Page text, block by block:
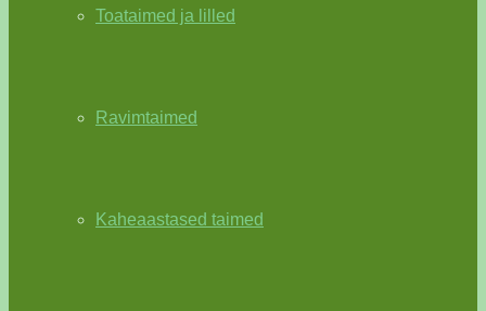
Toataimed ja lilled
Ravimtaimed
Kaheaastased taimed